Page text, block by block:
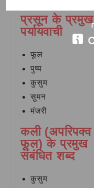
प्रसून के प्रमुख
पर्यायवाची
फूल
पुष्प
कुसुम
सुमन
मंजरी
कली (अपरिपक्व
फूल) के प्रमुख
संबंधित शब्द
कुसुम